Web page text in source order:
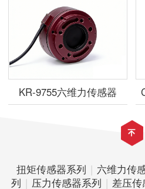
KR-9755六维力传感器
扭矩传感器系列 | 六维力传
列 | 压力传感器系列 | 差压